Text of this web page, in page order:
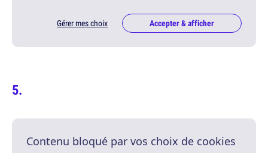
Gérer mes choix Accepter & afficher
Contenu bloqué par vos choix de cookies